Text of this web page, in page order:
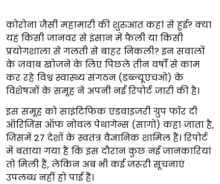
कोरोना जैसी महामारी की शुरुआत कहां से हुई? क्या
यह किसी जानवर से इंसान में फैली या किसी
प्रयोगशाला से गलती से बाहर निकली? इन सवालों
के जवाब खोजने के लिए पिछले तीन वर्षों से काम
कर रहे विश्व स्वास्थ्य संगठन (डब्ल्यूएचओ) के
विशेषज्ञों के समूह ने अपनी नई रिपोर्ट जारी की है।
इस समूह को साइंटिफिक एडवाइजरी ग्रुप फॉर दी
ऑरिजिंस ऑफ नोवल पेथागेन्स (सागो) कहा जाता है,
जिसमें 27 देशों के स्वतंत्र वैज्ञानिक शामिल हैं। रिपोर्ट
में बताया गया है कि इस दौरान कुछ नई जानकारियां
तो मिली हैं, लेकिन अब भी कई जरूरी सूचनाएं
उपलब्ध नहीं हो पाई हैं।